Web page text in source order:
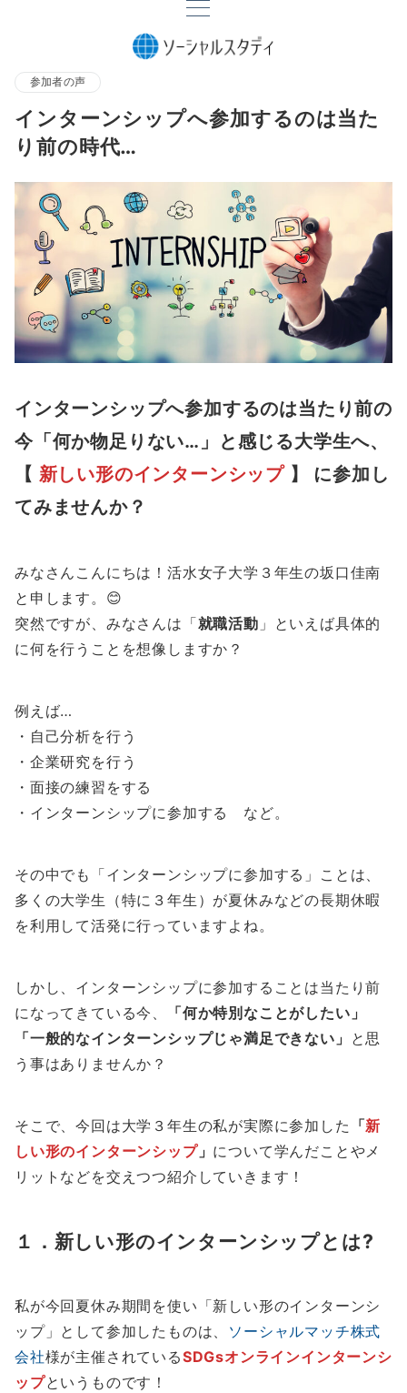
参加者の声
インターンシップへ参加するのは当た
り前の時代…
インターンシップへ参加するのは当たり前の
今「何か物足りない…」と感じる大学生へ、
【 新しい形のインターンシップ 】 に参加し
てみませんか？
みなさんこんにちは！活水女子大学３年生の坂口佳南
と申します。😊
突然ですが、みなさんは「就職活動 」といえば具体的
に何を行うことを想像しますか？
例えば…
・自己分析を行う
・企業研究を行う
・面接の練習をする
・インターンシップに参加する など。
その中でも「インターンシップに参加する」ことは、
多くの大学生（特に３年生）が夏休みなどの長期休暇
を利用して活発に行っていますよね。
しかし、インターンシップに参加することは当たり前
になってきている今、
「何か特別なことがしたい」
「一般的なインターンシップじゃ満足できない」 と思
う事はありませんか？
そこで、今回は大学３年生の私が実際に参加した 「新
しい形のインターンシップ」 について学んだことやメ
リットなどを交えつつ紹介していきます！
１． 新しい形のインターンシップとは?
私が今回夏休み期間を使い「新しい形のインターンシ
ップ」として参加したものは、 ソーシャルマッチ株式
会社様が主催されているSDGsオンラインインターンシ
ップというものです！